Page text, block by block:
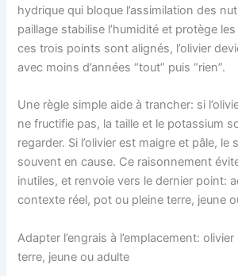
hydrique qui bloque l’assimilation des
paillage stabilise l’humidité et protège
ces trois points sont alignés, l’olivier
avec moins d’années “tout” puis “rien”.
Une règle simple aide à trancher: si
ne fructifie pas, la taille et le potassium
regarder. Si l’olivier est maigre et pâle, le
souvent en cause. Ce raisonnement
inutiles, et renvoie vers le dernier point:
contexte réel, pot ou pleine terre, jeune
Adapter l’engrais à l’emplacement:
terre, jeune ou adulte